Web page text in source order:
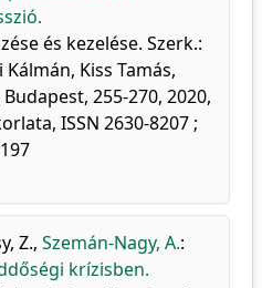
és kezelése. Szerk.:
Kiss Tamás,
255-270, 2020,
ISSN 2630-8207 ;
Z., Szemán-Nagy, A.:
krízisben.